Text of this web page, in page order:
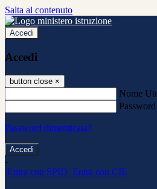
Salta al contenuto
Accedi
Accedi
button close ×
Nome
Password
Password dimenticata?
-
Entra con SPID Entra con CIE